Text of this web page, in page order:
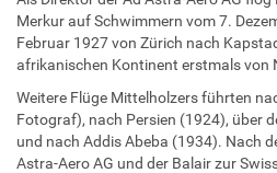
Merkur auf Schwimmern vom 7.
Februar 1927 von Zürich nach
afrikanischen Kontinent erstmals von
Weitere Flüge Mittelholzers führten
Fotograf), nach Persien (1924), über
und nach Addis Abeba (1934). Nach
Astra-Aero AG und der Balair zur